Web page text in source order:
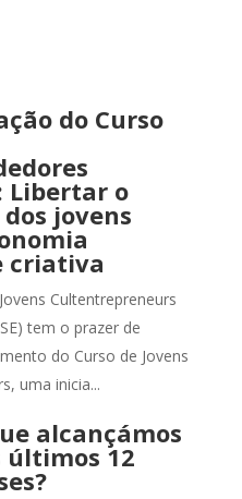
do Curso
Libertar o
jovens
criativa
Cultentrepreneurs
tem o prazer de
do Curso de Jovens
uma inicia...
alcançámos
últimos 12